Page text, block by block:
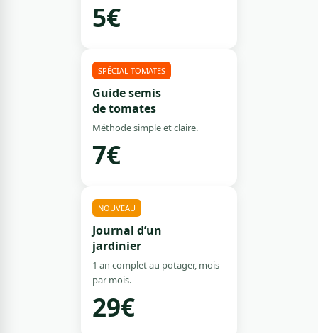
5€
SPÉCIAL TOMATES
Guide semis
de tomates
Méthode simple et claire.
7€
NOUVEAU
Journal d’un
jardinier
1 an complet au potager, mois
par mois.
29€